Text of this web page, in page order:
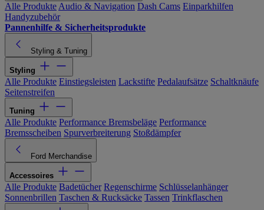
Alle Produkte Audio & Navigation Dash Cams Einparkhilfen
Handyzubehör
Pannenhilfe & Sicherheitsprodukte
Styling & Tuning
Styling
Alle Produkte Einstiegsleisten Lackstifte Pedalaufsätze Schaltknäufe
Seitenstreifen
Tuning
Alle Produkte Performance Bremsbeläge Performance
Bremsscheiben Spurverbreiterung Stoßdämpfer
Ford Merchandise
Accessoires
Alle Produkte Badetücher Regenschirme Schlüsselanhänger
Sonnenbrillen Taschen & Rucksäcke Tassen Trinkflaschen